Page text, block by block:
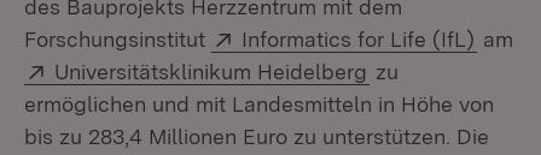
des Bauprojekts Herzzentrum mit dem
Forschungsinstitut
Extern:
Informatics for Life (IfL) am
Extern:
Universitätsklinikum Heidelberg (Öffnet in
zu
ermöglichen und mit Landesmitteln in Höhe von
bis zu 283,4 Millionen Euro zu unterstützen. Die